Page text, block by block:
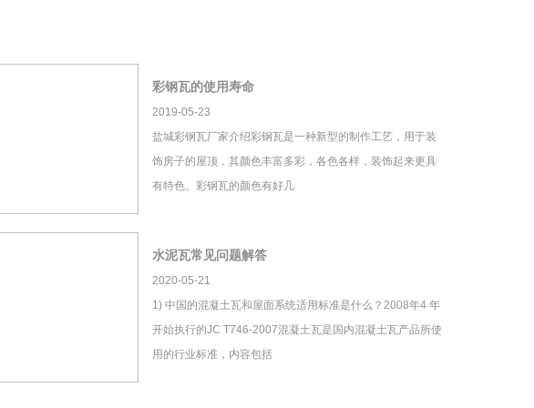
彩钢瓦的使用寿命
2019-05-23
盐城彩钢瓦厂家介绍彩钢瓦是一种新型的制作工艺，用于装
饰房子的屋顶，其颜色丰富多彩，各色各样，装饰起来更具
有特色。彩钢瓦的颜色有好几
水泥瓦常见问题解答
2020-05-21
1) 中国的混凝土瓦和屋面系统适用标准是什么？2008年4 年
开始执行的JC T746-2007混凝土瓦是国内混凝土瓦产品所使
用的行业标准，内容包括